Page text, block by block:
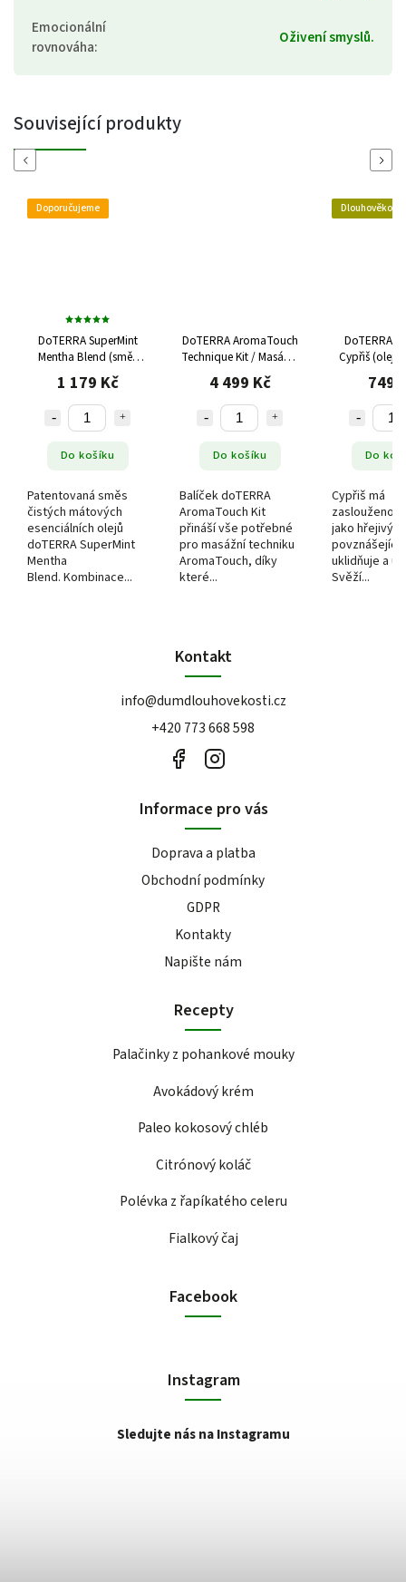
Emocionální
rovnováha: Oživení smyslů.
Související produkty
Previous
Doporučujeme
DoTERRA SuperMint
Mentha Blend (směs
mátových esenciálních
olejů), 15 ml
1 179 Kč
Do košíku
Patentovaná směs
čistých mátových
esenciálních olejů
doTERRA SuperMint
Mentha
Blend. Kombinace...
DoTERRA AromaTouch
Technique Kit / Masážní
sada AromaTouch 8x5
ml
4 499 Kč
Do košíku
Balíček doTERRA
AromaTouch Kit
přináší vše potřebné
pro masážní techniku
AromaTouch, díky
které...
Dlouhověkost
DoTERRA
Cypřiš (olej
plynutí),
749
Do
Cypřiš má
jako hřejivý a
povznášející
uklidňuje a
Svěží...
Next
Kontakt
info@dumdlouhovekosti.cz
+420 773 668 598
Informace pro vás
Doprava a platba
Obchodní podmínky
GDPR
Kontakty
Napište nám
Recepty
Palačinky z pohankové mouky
Avokádový krém
Paleo kokosový chléb
Citrónový koláč
Polévka z řapíkatého celeru
Fialkový čaj
Facebook
Instagram
Sledujte nás na Instagramu